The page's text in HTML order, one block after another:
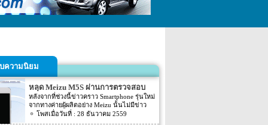
ความนิยม
หลุด Meizu M5S ผ่านการตรวจสอบ
จาก TENAA และ 3C แล้ว
หลังจากที่ช่วงนี้ข่าวคราว Smartphone รุ่นใหม่
จากทางค่ายผู้ผลิตอย่าง Meizu นั้นไม่มีข่าว
ใดๆ ออกมาให้แฟนๆ นั้นทราบรายละเอียดกัน
28 ธันวาคม 2559